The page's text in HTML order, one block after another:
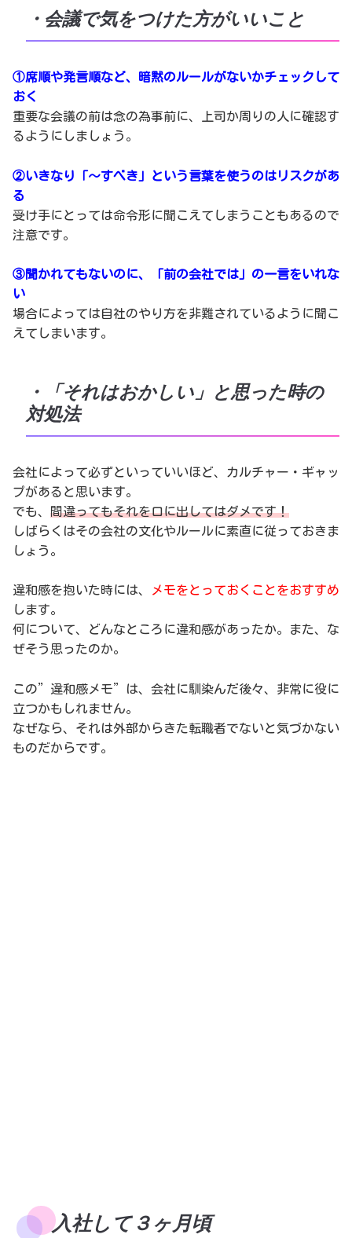
・会議で気をつけた方がいいこと
①席順や発言順など、暗黙のルールがないかチェックして
おく
重要な会議の前は念の為事前に、上司か周りの人に確認す
るようにしましょう。
②いきなり「〜すべき」という言葉を使うのはリスクがあ
る
受け手にとっては命令形に聞こえてしまうこともあるので
注意です。
③聞かれてもないのに、「前の会社では」の一言をいれな
い
場合によっては自社のやり方を非難されているように聞こ
えてしまいます。
・「それはおかしい」と思った時の
対処法
会社によって必ずといっていいほど、カルチャー・ギャッ
プがあると思います。
でも、 間違ってもそれを口に出してはダメです！
しばらくはその会社の文化やルールに素直に従っておきま
しょう。
違和感を抱いた時には、
メモをとっておくことをおすすめ
します。
何について、どんなところに違和感があったか。また、な
ぜそう思ったのか。
この”違和感メモ”は、会社に馴染んだ後々、非常に役に
立つかもしれません。
なぜなら、それは外部からきた転職者でないと気づかない
ものだからです。
入社して３ヶ月頃